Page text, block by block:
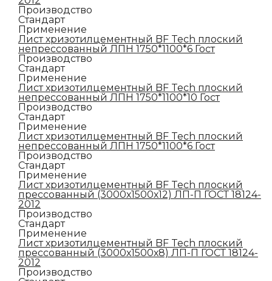
Производство
Стандарт
Применение
Лист хризотилцементный BF Tech плоский
непрессованный ЛПН 1750*1100*6 Гост
Производство
Стандарт
Применение
Лист хризотилцементный BF Tech плоский
непрессованный ЛПН 1750*1100*10 Гост
Производство
Стандарт
Применение
Лист хризотилцементный BF Tech плоский
непрессованный ЛПН 1750*1100*6 Гост
Производство
Стандарт
Применение
Лист хризотилцементный BF Tech плоский
прессованный (3000х1500х12) ЛП-П ГОСТ 18124-
2012
Производство
Стандарт
Применение
Лист хризотилцементный BF Tech плоский
прессованный (3000х1500х8) ЛП-П ГОСТ 18124-
2012
Производство